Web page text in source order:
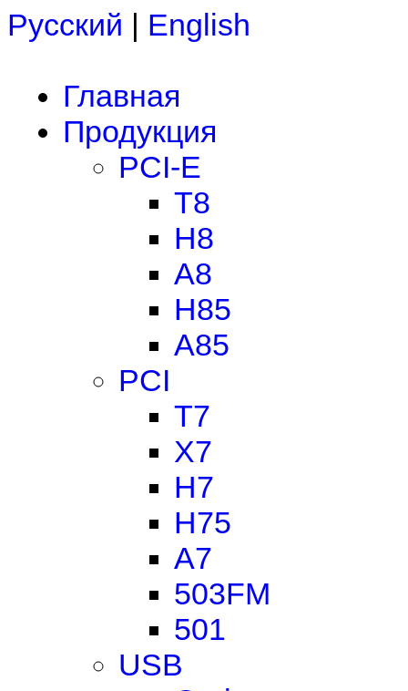
Русский | English
Главная
Продукция
PCI-E
T8
H8
A8
H85
A85
PCI
T7
X7
H7
H75
A7
503FM
501
USB